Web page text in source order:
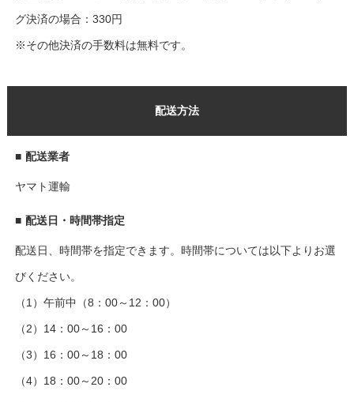
グ決済の場合：330円
※その他決済の手数料は無料です。
配送方法
■ 配送業者
ヤマト運輸
■ 配送日・時間帯指定
配送日、時間帯を指定できます。時間帯については以下よりお選
びください。
（1）午前中（8：00～12：00）
（2）14：00～16：00
（3）16：00～18：00
（4）18：00～20：00